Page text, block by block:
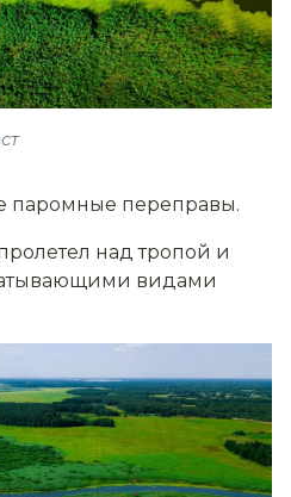
паромные переправы.
над тропой и
видами